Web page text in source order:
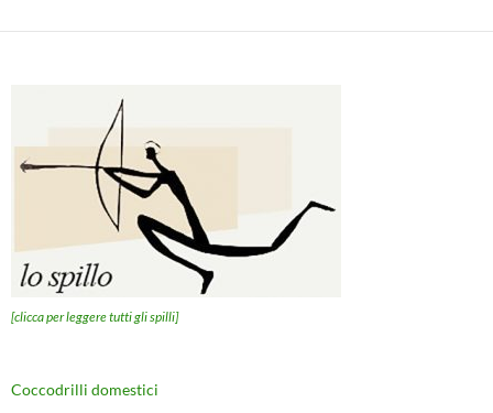
[clicca per leggere tutti gli spilli]
Coccodrilli domestici